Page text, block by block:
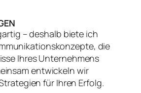
– deshalb biete ich
die
Ihres Unternehmens
entwickeln wir
für Ihren Erfolg.